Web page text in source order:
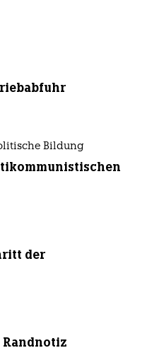
Bildung
der